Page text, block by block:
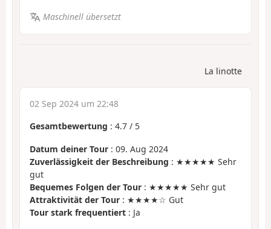
Maschinell übersetzt
La linotte
02 Sep 2024 um 22:48
Gesamtbewertung : 4.7 / 5
Datum deiner Tour : 09. Aug 2024
Zuverlässigkeit der Beschreibung : ★★★★★ Sehr
gut
Bequemes Folgen der Tour : ★★★★★ Sehr gut
Attraktivität der Tour : ★★★★☆ Gut
Tour stark frequentiert : Ja